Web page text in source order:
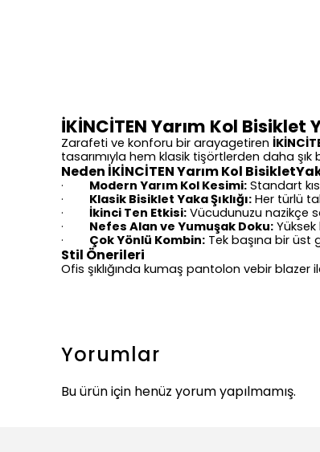
İKİNCİTEN Yarım Kol
Zarafeti ve konforu bir arayagetiren
tasarımıyla hem klasik tişörtlerden daha
Neden İKİNCİTEN Yarım Kol
· Modern Yarım Kol Kesimi: Standart
· Klasik Bisiklet Yaka Şıklığı: Her türlü
· İkinci Ten Etkisi: Vücudunuzu nazikçe
· Nefes Alan ve Yumuşak Doku:
· Çok Yönlü Kombin: Tek başına bir üst
Stil Önerileri
Ofis şıklığında kumaş pantolon vebir
Yorumlar
Bu ürün için henüz yorum yapılmamış.